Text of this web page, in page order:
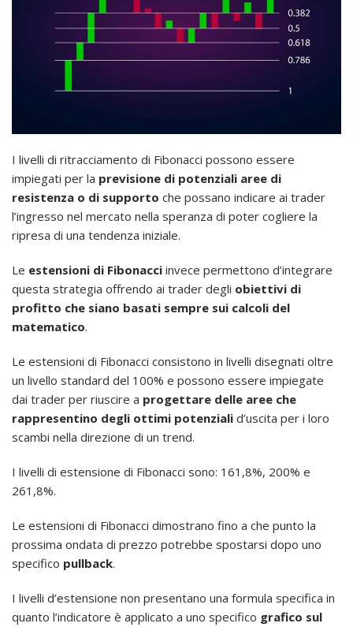
I livelli di ritracciamento di Fibonacci possono essere
impiegati per la previsione di potenziali aree di
resistenza o di supporto che possano indicare ai trader
l’ingresso nel mercato nella speranza di poter cogliere la
ripresa di una tendenza iniziale.
Le estensioni di Fibonacci invece permettono d’integrare
questa strategia offrendo ai trader degli obiettivi di
profitto che siano basati sempre sui calcoli del
matematico.
Le estensioni di Fibonacci consistono in livelli disegnati oltre
un livello standard del 100% e possono essere impiegate
dai trader per riuscire a progettare delle aree che
rappresentino degli ottimi potenziali d’uscita per i loro
scambi nella direzione di un trend.
I livelli di estensione di Fibonacci sono: 161,8%, 200% e
261,8%.
Le estensioni di Fibonacci dimostrano fino a che punto la
prossima ondata di prezzo potrebbe spostarsi dopo uno
specifico pullback.
I livelli d’estensione non presentano una formula specifica in
quanto l’indicatore è applicato a uno specifico grafico sul